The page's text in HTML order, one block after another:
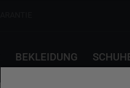
BEKLEIDUNG